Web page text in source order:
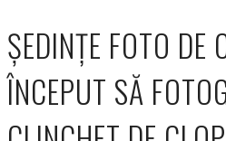
ȘEDINȚE FOTO DE
ÎNCEPUT SĂ